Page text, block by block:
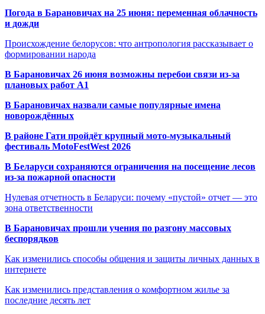
Погода в Барановичах на 25 июня: переменная облачность
и дожди
Происхождение белорусов: что антропология рассказывает о
формировании народа
В Барановичах 26 июня возможны перебои связи из-за
плановых работ A1
В Барановичах назвали самые популярные имена
новорождённых
В районе Гати пройдёт крупный мото-музыкальный
фестиваль MotoFestWest 2026
В Беларуси сохраняются ограничения на посещение лесов
из-за пожарной опасности
Нулевая отчетность в Беларуси: почему «пустой» отчет — это
зона ответственности
В Барановичах прошли учения по разгону массовых
беспорядков
Как изменились способы общения и защиты личных данных в
интернете
Как изменились представления о комфортном жилье за
последние десять лет